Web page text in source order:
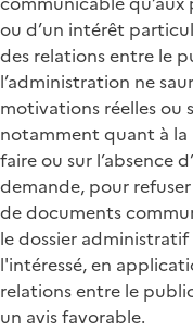
ou d’un intérêt
des relations entre le
l’administration ne
motivations réelles ou
notamment quant à la
faire ou sur l’absence
demande, pour
de documents
le dossier
l'intéressé, en
relations entre le
un avis favorable.